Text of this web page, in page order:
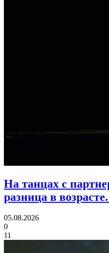
На танцах с
разница в возрасте.
05.08.2026
0
11